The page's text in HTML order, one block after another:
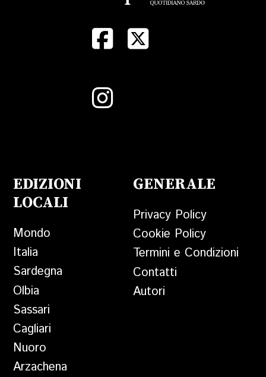
EDIZIONI
LOCALI
Mondo
Italia
Sardegna
Olbia
Sassari
Cagliari
Nuoro
Arzachena
GENERALE
Privacy Policy
Cookie Policy
Termini e Condizioni
Contatti
Autori